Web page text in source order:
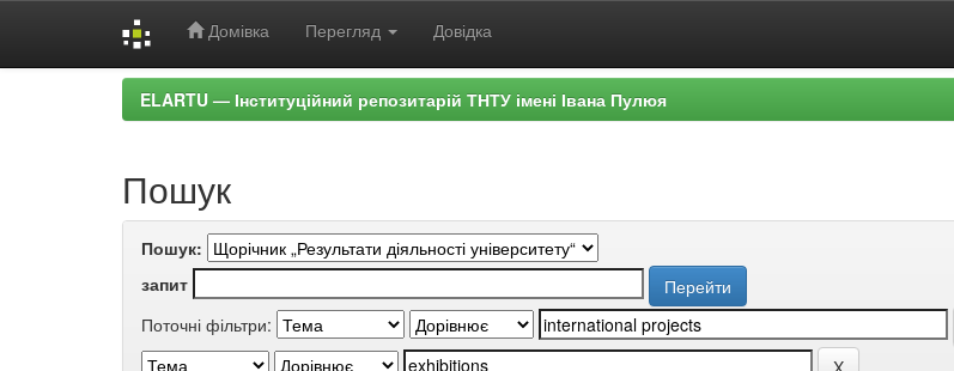
Домівка Перегляд Довідка
ELARTU — Інституційний репозитарій ТНТУ імені Івана Пулюя
Пошук
Пошук:
запит
Поточні фільтри: